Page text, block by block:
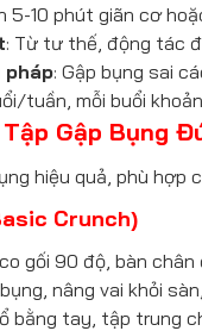
5-10 phút giãn cơ
: Từ tư thế, động tác
pháp: Gập bụng sai
tuần, mỗi buổi
Gập Bụng
hiệu quả, phù
Crunch)
gối 90 độ, bàn
nâng vai khỏi
bằng tay, tập trung